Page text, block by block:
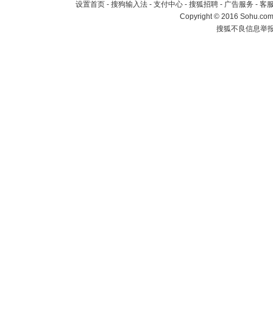
设置首页 - 搜狗输入法 - 支付中心 - 搜狐招聘 - 广告服务 - 客
Copyright©2016
搜狐不良信息举